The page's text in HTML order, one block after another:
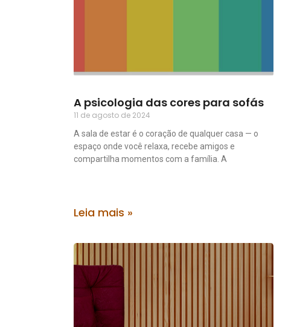
A psicologia das cores para sofás
11 de agosto de 2024
A sala de estar é o coração de qualquer casa — o
espaço onde você relaxa, recebe amigos e
compartilha momentos com a família. A
Leia mais »